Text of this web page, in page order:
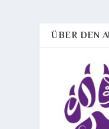
ÜBER DEN